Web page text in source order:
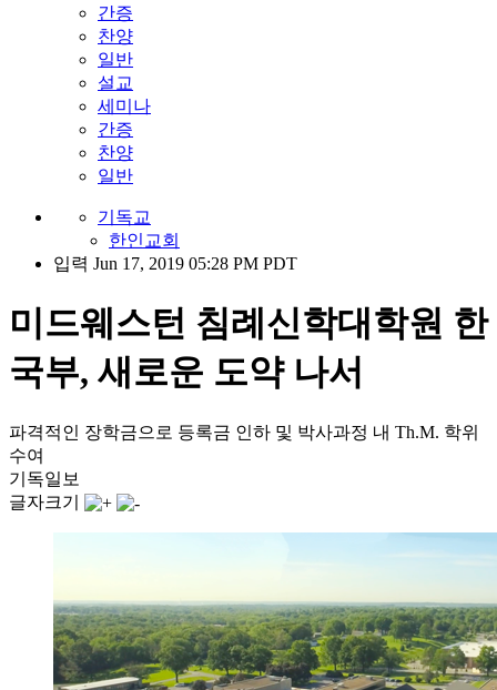
간증
찬양
일반
설교
세미나
간증
찬양
일반
기독교
한인교회
입력 Jun 17, 2019 05:28 PM PDT
미드웨스턴 침례신학대학원 한
국부, 새로운 도약 나서
파격적인 장학금으로 등록금 인하 및 박사과정 내 Th.M. 학위
수여
기독일보
글자크기